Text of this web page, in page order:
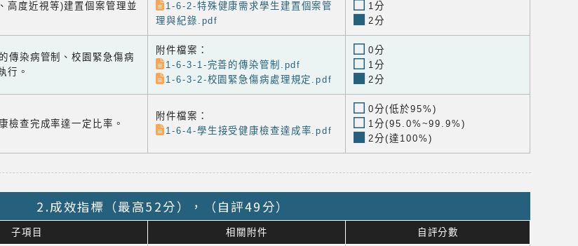
高度近視等)建置個案管理並
1-6-2-特殊健康需求學生建置個案管
理與紀錄.pdf
1分
2分
傳染病管制、校園緊急傷病
行。
附件檔案：
1-6-3-1-完善的傳染管制.pdf
1-6-3-2-校園緊急傷病處理規定.pdf
0分
1分
2分
檢查完成率達一定比率。
附件檔案：
1-6-4-學生接受健康檢查達成率.pdf
0分(低於95%)
1分(95.0%~99.9%)
2分(達100%)
2.成效指標（最高52分），（自評49分）
子項目 相關附件 自評分數